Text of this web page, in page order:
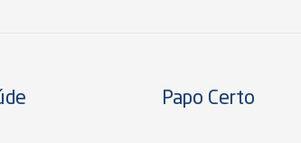
Papo Certo